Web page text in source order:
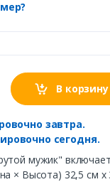
В корзину
завтра.
сегодня.
мужик"
× Высота) 32,5 см х